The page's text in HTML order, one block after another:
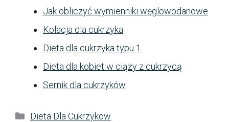
Jak obliczyć wymienniki węglowodanowe
Kolacja dla cukrzyka
Dieta dla cukrzyka typu 1
Dieta dla kobiet w ciąży z cukrzycą
Sernik dla cukrzyków
Kategorie
Dieta Dla Cukrzykow